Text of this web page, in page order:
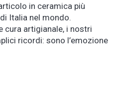
in ceramica più
Italia nel mondo.
cura artigianale, i nostri
ricordi: sono l’emozione